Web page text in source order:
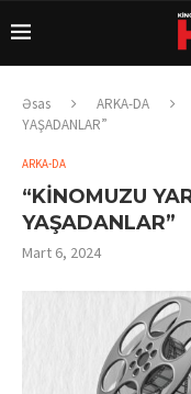
Əsas ARKA-DA
YAŞADANLAR”
ARKA-DA
“KİNOMUZU
YAŞADANLAR”
Mart 6, 2024